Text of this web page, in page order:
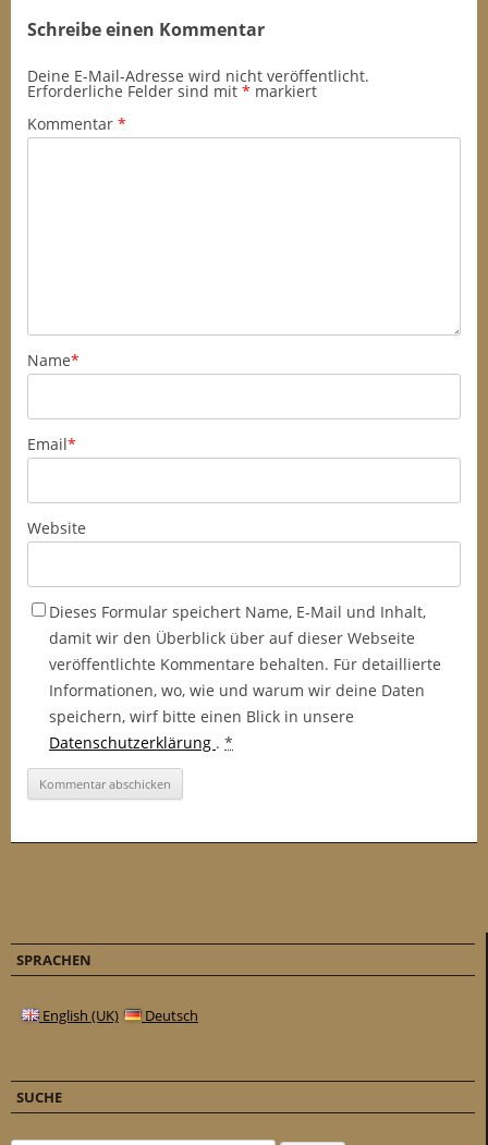
Schreibe einen Kommentar
Deine E-Mail-Adresse wird nicht veröffentlicht.
Erforderliche Felder sind mit * markiert
Kommentar *
Name*
Email*
Website
Dieses Formular speichert Name, E-Mail und Inhalt,
damit wir den Überblick über auf dieser Webseite
veröffentlichte Kommentare behalten. Für detaillierte
Informationen, wo, wie und warum wir deine Daten
speichern, wirf bitte einen Blick in unsere
Datenschutzerklärung . *
SPRACHEN
English (UK) Deutsch
SUCHE